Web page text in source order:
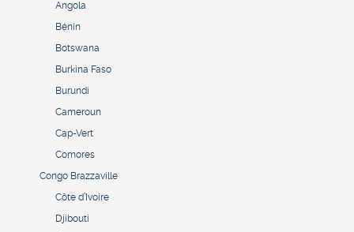
Angola
Bénin
Botswana
Burkina Faso
Burundi
Cameroun
Cap-Vert
Comores
Congo Brazzaville
Côte d’Ivoire
Djibouti